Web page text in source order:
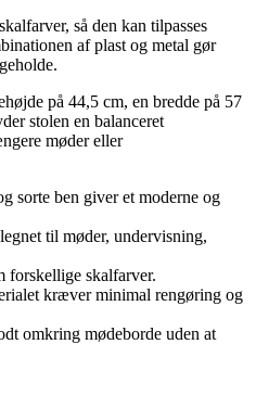
så den kan tilpasses
af plast og metal gør
på 44,5 cm, en bredde på 57
stolen en balanceret
møder eller
sorte ben giver et moderne og
til møder, undervisning,
forskellige skalfarver.
kræver minimal rengøring og
omkring mødeborde uden at